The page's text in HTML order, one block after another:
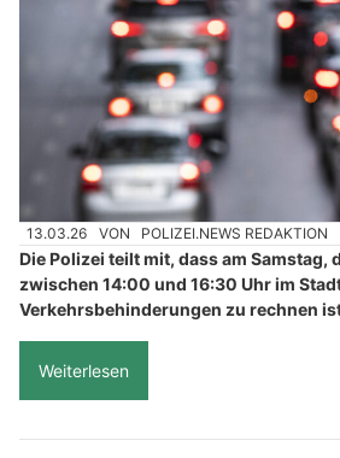
13.03.26 VON POLIZEI.NEWS REDAKTION
Die Polizei teilt mit, dass am Samstag,
zwischen 14:00 und 16:30 Uhr im
Verkehrsbehinderungen zu rechnen
Weiterlesen